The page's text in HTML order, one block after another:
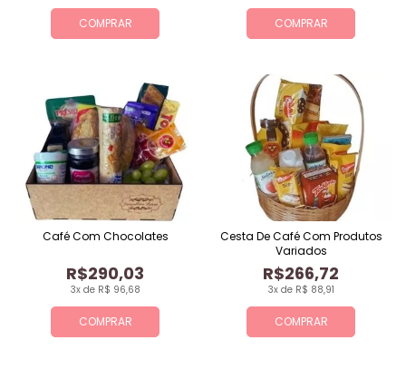
COMPRAR COMPRAR
COMPRAR
3x de R$ 96,68
R$290,03
Café Com Chocolates
COMPRAR
3x de R$ 88,91
R$266,72
Cesta De Café Com Produtos
Variados